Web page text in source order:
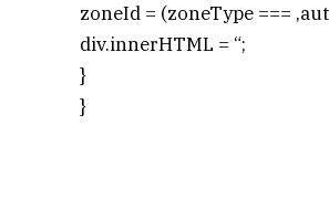
zoneId = (zoneType ===
div.innerHTML = “;
}
}